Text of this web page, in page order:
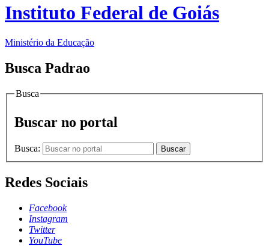
Instituto Federal de Goiás
Ministério da Educação
Busca Padrao
Busca
Buscar no portal
Busca: Buscar
Redes Sociais
Facebook
Instagram
Twitter
YouTube